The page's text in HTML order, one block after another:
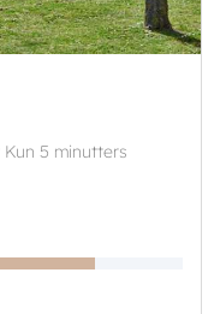
5 minutters